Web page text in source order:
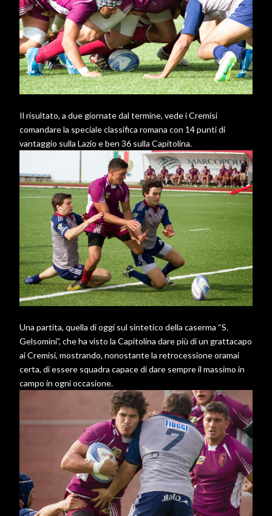
Il risultato, a due giornate dal termine, vede i Cremisi
comandare la speciale classifica romana con 14 punti di
vantaggio sulla Lazio e ben 36 sulla Capitolina.
Una partita, quella di oggi sul sintetico della caserma “S.
Gelsomini”, che ha visto la Capitolina dare più di un grattacapo
ai Cremisi, mostrando, nonostante la retrocessione oramai
certa, di essere squadra capace di dare sempre il massimo in
campo in ogni occasione.